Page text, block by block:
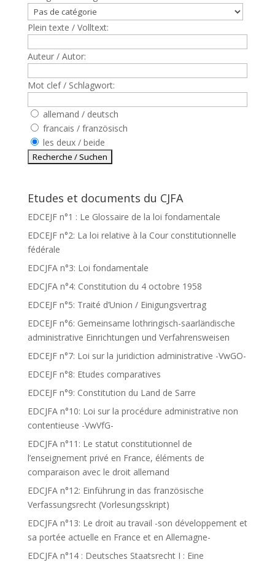
Plein texte / Volltext:
Auteur / Autor:
Mot clef / Schlagwort:
allemand / deutsch
francais / französisch
les deux / beide
Etudes et documents du CJFA
EDCEJF n°1 : Le Glossaire de la loi fondamentale
EDCEJF n°2: La loi relative à la Cour constitutionnelle
fédérale
EDCJFA n°3: Loi fondamentale
EDCJFA n°4: Constitution du 4 octobre 1958
EDCEJF n°5: Traité d’Union / Einigungsvertrag
EDCEJF n°6: Gemeinsame lothringisch-saarländische
administrative Einrichtungen und Verfahrensweisen
EDCEJF n°7: Loi sur la juridiction administrative -VwGO-
EDCEJF n°8: Etudes comparatives
EDCEJF n°9: Constitution du Land de Sarre
EDCJFA n°10: Loi sur la procédure administrative non
contentieuse -VwVfG-
EDCJFA n°11: Le statut constitutionnel de
l’enseignement privé en France, éléments de
comparaison avec le droit allemand
EDCJFA n°12: Einführung in das französische
Verfassungsrecht (Vorlesungsskript)
EDCJFA n°13: Le droit au travail -son développement et
sa portée actuelle en France et en Allemagne-
EDCJFA n°14 : Deutsches Staatsrecht I : Eine